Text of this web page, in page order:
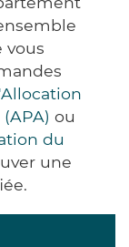
vous
ou
du
une